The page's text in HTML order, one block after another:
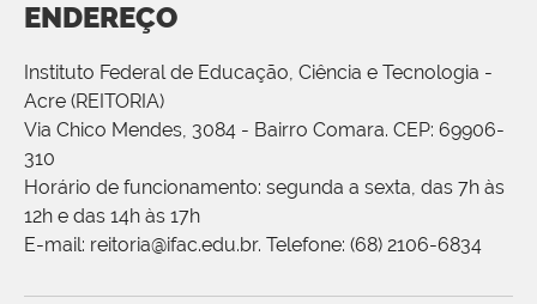
ENDEREÇO
Instituto Federal de Educação, Ciência e Tecnologia -
Acre (REITORIA)
Via Chico Mendes, 3084 - Bairro Comara. CEP: 69906-
310
Horário de funcionamento: segunda a sexta, das 7h às
12h e das 14h às 17h
E-mail: reitoria@ifac.edu.br. Telefone: (68) 2106-6834